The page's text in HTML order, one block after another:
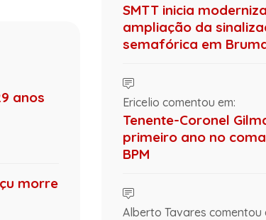
anos
morre
SMTT inicia
ampliação da
semafórica em
Ericelio comentou em:
Tenente-Coronel
primeiro ano no
BPM
Alberto Tavares comentou